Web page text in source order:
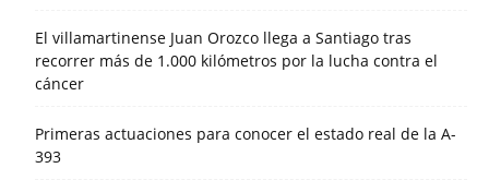
El villamartinense Juan Orozco llega a Santiago tras
recorrer más de 1.000 kilómetros por la lucha contra el
cáncer
Primeras actuaciones para conocer el estado real de la A-
393